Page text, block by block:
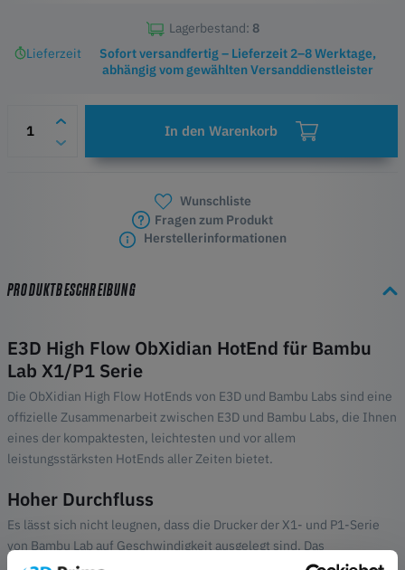
Lagerbestand: 8
Lieferzeit
Sofort versandfertig – Lieferzeit 2–8 Werktage,
abhängig vom gewählten Versanddienstleister
In den Warenkorb
Wunschliste
Fragen zum Produkt
Herstellerinformationen
PRODUKTBESCHREIBUNG
E3D High Flow ObXidian HotEnd für Bambu
Lab X1/P1 Serie
Die ObXidian High Flow HotEnds von E3D und Bambu Labs sind eine
offizielle Zusammenarbeit zwischen E3D und Bambu Labs, die Ihnen
eines der kompaktesten, leichtesten und vor allem
leistungsstärksten HotEnds aller Zeiten bietet.
Hoher Durchfluss
Es lässt sich nicht leugnen, dass die Drucker der X1- und P1-Serie
von Bambu Lab auf Geschwindigkeit ausgelegt sind. Das
Bewegungssystem, so bemerkenswert es auch ist, hat jedoch noch